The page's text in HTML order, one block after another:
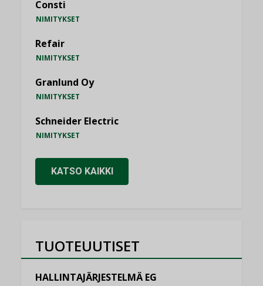
Consti
NIMITYKSET
Refair
NIMITYKSET
Granlund Oy
NIMITYKSET
Schneider Electric
NIMITYKSET
KATSO KAIKKI
TUOTEUUTISET
HALLINTAJÄRJESTELMÄ EG